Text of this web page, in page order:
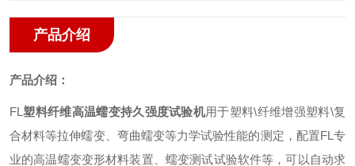
产品介绍
产品介绍：
FL 塑料纤维高温蠕变持久强度试验机用于塑料\纤维增强塑料\复
合材料等拉伸蠕变、弯曲蠕变等力学试验性能的测定，配置FL 专
业的高温蠕变变形材料装置、蠕变测试试验软件等，可以自动求